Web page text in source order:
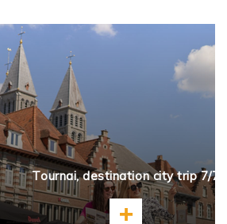
Tournai, destination city trip 7/7